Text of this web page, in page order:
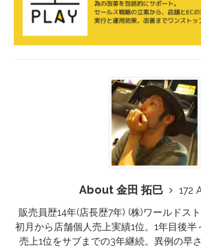
About 金田 拓巳
172
販売員歴14年(店長歴7年) (株)ワールドス
初月から店舗個人売上実績1位。1年目後半
売上1位をサブまでの3年継続。異例の早